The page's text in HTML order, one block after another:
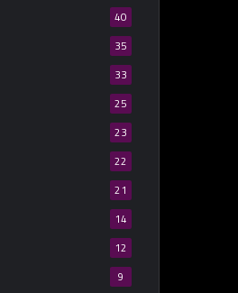
40
35
33
25
23
22
21
14
12
9